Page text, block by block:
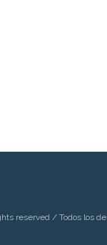
reserved / Todos los